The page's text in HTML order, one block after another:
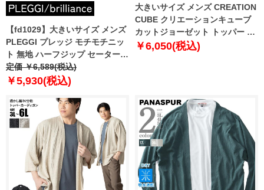
【fd1029】大きいサイズ メンズ
PLEGGI プレッジ モチモチニッ
ト 無地 ハーフジップ セーター
65-87345-2
定価 ￥6,589(税込)
￥5,930(税込)
大きいサイズ メンズ CREATION
CUBE クリエーションキューブ
カットジョーゼット トッパー カ
ーディガン 軽量 ストレッチ 吸水
￥6,050(税込)